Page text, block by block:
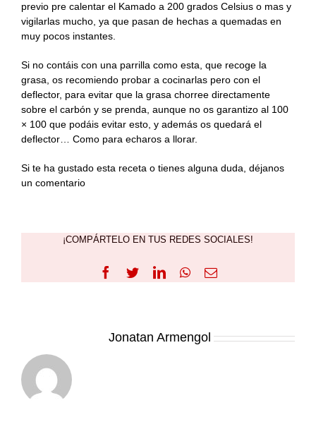
previo pre calentar el Kamado a 200 grados Celsius o mas y
vigilarlas mucho, ya que pasan de hechas a quemadas en
muy pocos instantes.
Si no contáis con una parrilla como esta, que recoge la
grasa, os recomiendo probar a cocinarlas pero con el
deflector, para evitar que la grasa chorree directamente
sobre el carbón y se prenda, aunque no os garantizo al 100
× 100 que podáis evitar esto, y además os quedará el
deflector… Como para echaros a llorar.
Si te ha gustado esta receta o tienes alguna duda, déjanos
un comentario
¡COMPÁRTELO EN TUS REDES SOCIALES!
Facebook
TwitterLinkedInWhatsApp
Correo
Jonatan Armengol